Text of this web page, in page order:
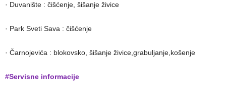
· Duvanište : čišćenje, šišanje živice
· Park Sveti Sava : čišćenje
· Čarnojevića : blokovsko, šišanje živice,grabuljanje,košenje
#Servisne informacije